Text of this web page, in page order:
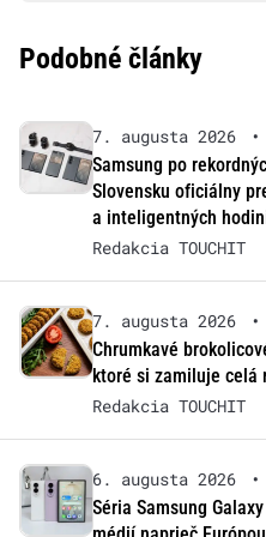
Podobné články
7. augusta 2026 •
Samsung po
Slovensku oficiálny
a inteligentných
Redakcia TOUCHIT
7. augusta 2026 •
Chrumkavé
ktoré si zamiluje celá
Redakcia TOUCHIT
6. augusta 2026 •
Séria Samsung